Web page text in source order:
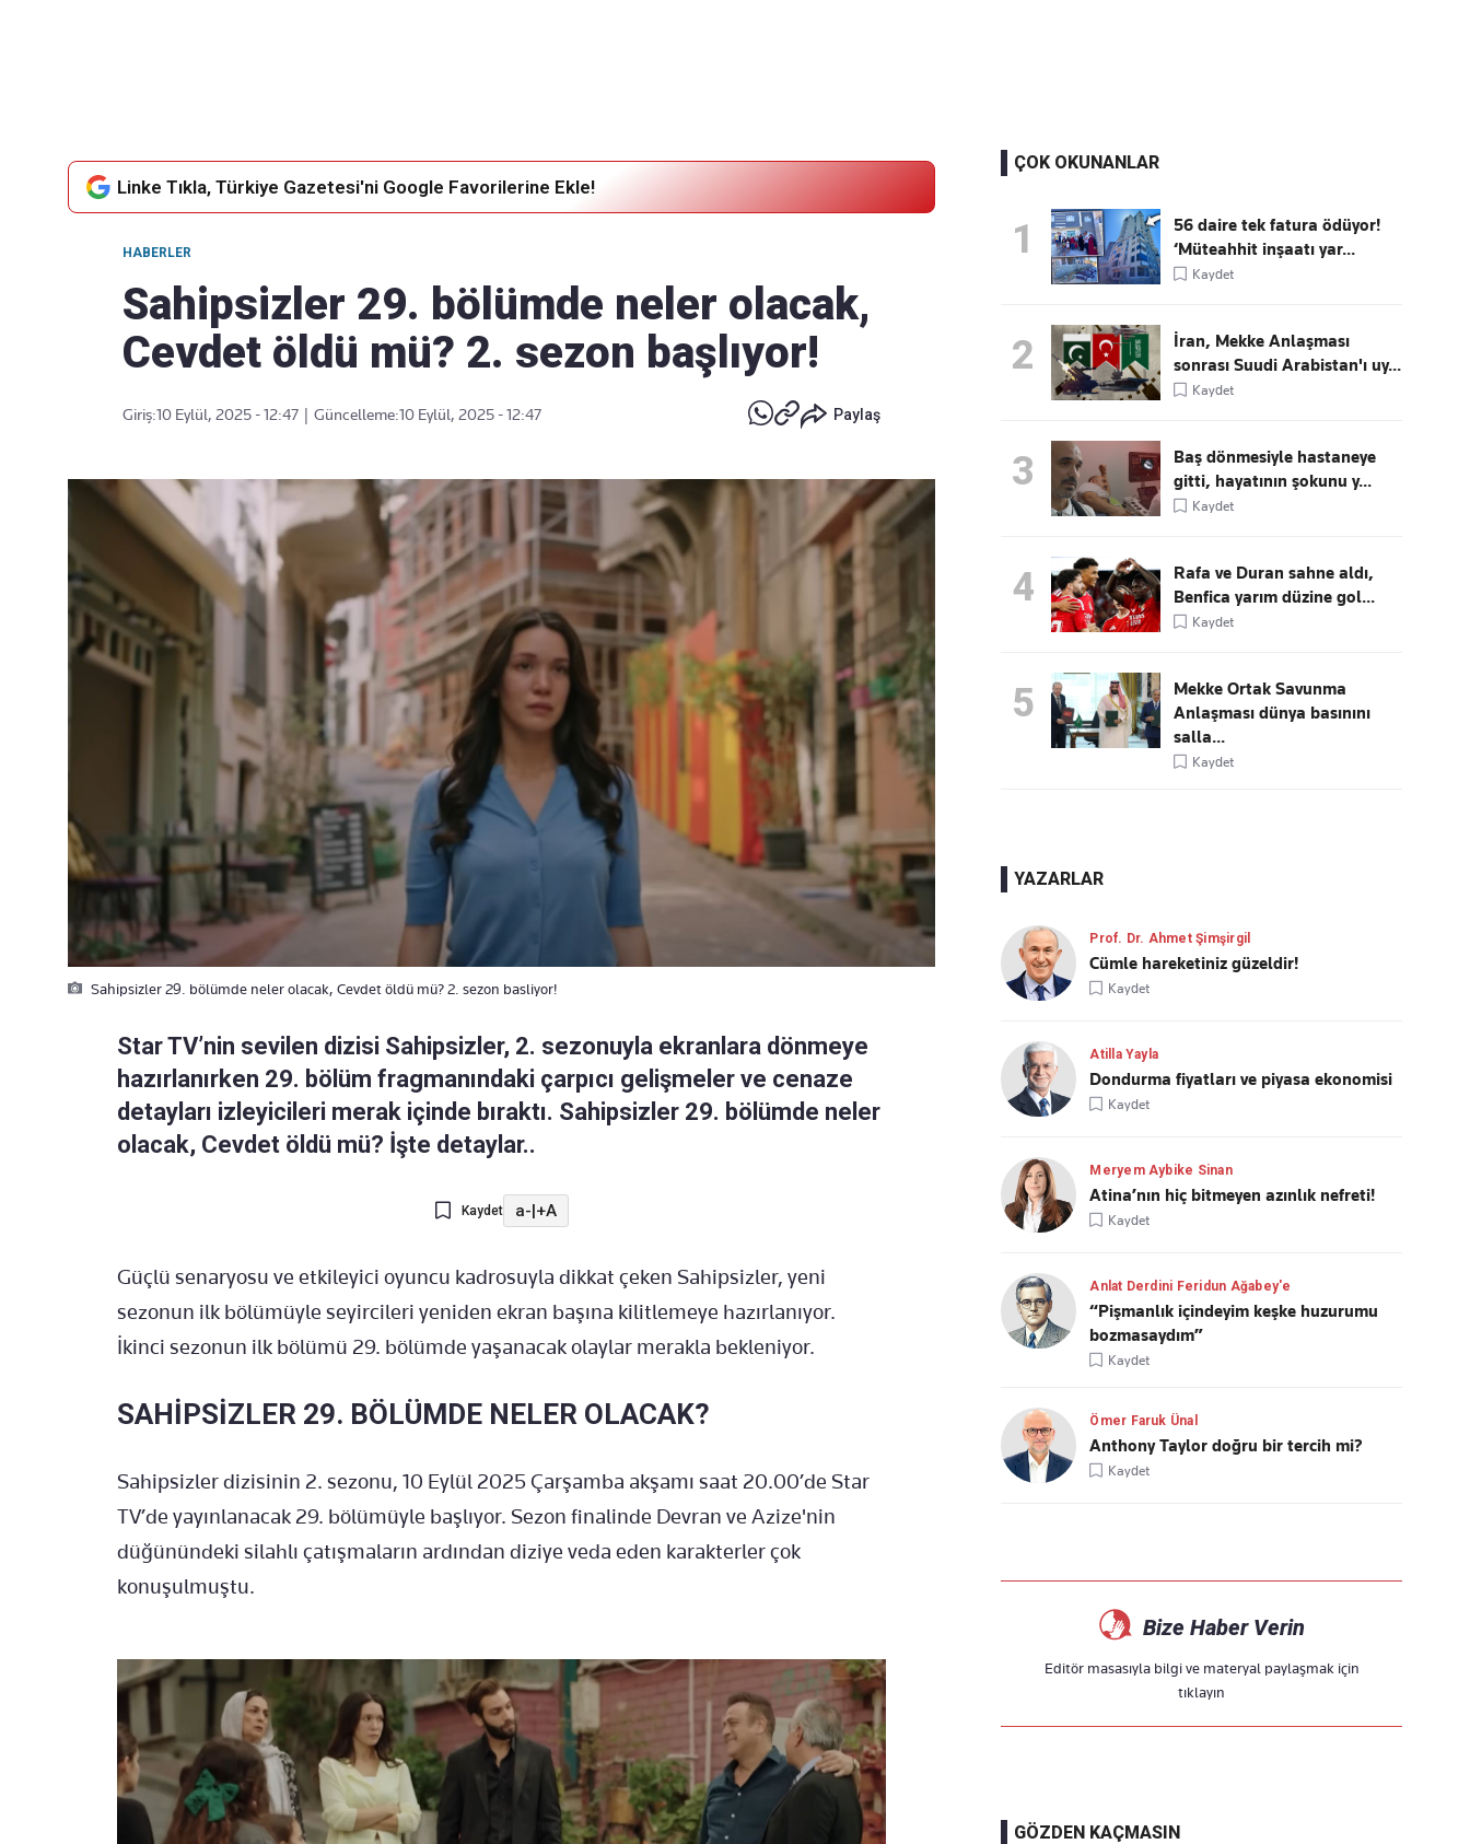
Linke Tıkla, Türkiye Gazetesi'ni Google Favorilerine Ekle!
HABERLER
Sahipsizler 29. bölümde neler olacak,
Cevdet öldü mü? 2. sezon başlıyor!
Giriş:10 Eylül, 2025 - 12:47 Güncelleme:10 Eylül, 2025 - 12:47 Paylaş
Sahipsizler 29. bölümde neler olacak, Cevdet öldü mü? 2. sezon basliyor!
Star TV’nin sevilen dizisi Sahipsizler, 2. sezonuyla ekranlara dönmeye
hazırlanırken 29. bölüm fragmanındaki çarpıcı gelişmeler ve cenaze
detayları izleyicileri merak içinde bıraktı. Sahipsizler 29. bölümde neler
olacak, Cevdet öldü mü? İşte detaylar..
Kaydet a-|+A
Güçlü senaryosu ve etkileyici oyuncu kadrosuyla dikkat çeken Sahipsizler, yeni
sezonun ilk bölümüyle seyircileri yeniden ekran başına kilitlemeye hazırlanıyor.
İkinci sezonun ilk bölümü 29. bölümde yaşanacak olaylar merakla bekleniyor.
SAHİPSİZLER 29. BÖLÜMDE NELER OLACAK?
Sahipsizler dizisinin 2. sezonu, 10 Eylül 2025 Çarşamba akşamı saat 20.00’de Star
TV’de yayınlanacak 29. bölümüyle başlıyor. Sezon finalinde Devran ve Azize'nin
düğünündeki silahlı çatışmaların ardından diziye veda eden karakterler çok
konuşulmuştu.
ÇOK OKUNANLAR
1
56 daire tek fatura ödüyor!
‘Müteahhit inşaatı yar...
Kaydet
2
İran, Mekke Anlaşması
sonrası Suudi Arabistan'ı uy...
Kaydet
3
Baş dönmesiyle hastaneye
gitti, hayatının şokunu y...
Kaydet
4
Rafa ve Duran sahne aldı,
Benfica yarım düzine gol...
Kaydet
5
Mekke Ortak Savunma
Anlaşması dünya basınını
salla...
Kaydet
YAZARLAR
Prof. Dr. Ahmet Şimşirgil
Cümle hareketiniz güzeldir!
Kaydet
Atilla Yayla
Dondurma fiyatları ve piyasa ekonomisi
Kaydet
Meryem Aybike Sinan
Atina’nın hiç bitmeyen azınlık nefreti!
Kaydet
Anlat Derdini Feridun Ağabey'e
“Pişmanlık içindeyim keşke huzurumu
bozmasaydım”
Kaydet
Ömer Faruk Ünal
Anthony Taylor doğru bir tercih mi?
Kaydet
Bize Haber Verin
Editör masasıyla bilgi ve materyal paylaşmak için
tıklayın
GÖZDEN KAÇMASIN